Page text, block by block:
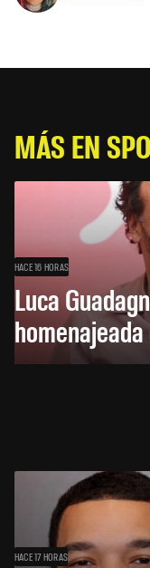
MÁS EN
HACE 16 HORAS
Luca
HACE 17 HORAS